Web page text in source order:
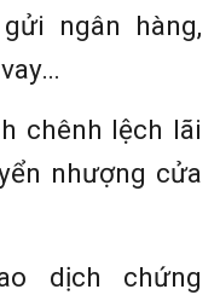
ngân hàng,
chênh lệch lãi
nhượng cửa
dịch chứng